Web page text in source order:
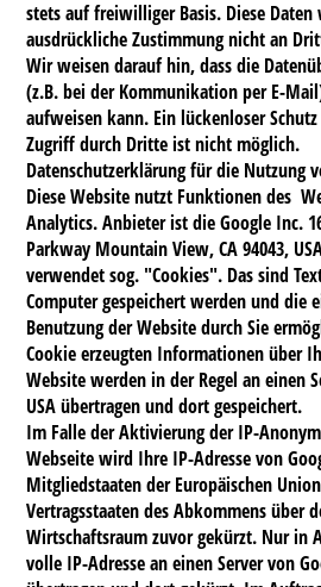
stets auf freiwilliger Basis. Diese
ausdrückliche Zustimmung nicht an
Wir weisen darauf hin, dass die
(z.B. bei der Kommunikation per E-
aufweisen kann. Ein lückenloser
Zugriff durch Dritte ist nicht möglich.
Datenschutzerklärung für die Nutzung
Diese Website nutzt Funktionen des
Analytics. Anbieter ist die Google Inc.
Parkway Mountain View, CA 94043,
verwendet sog. "Cookies". Das sind
Computer gespeichert werden und die
Benutzung der Website durch Sie
Cookie erzeugten Informationen über
Website werden in der Regel an einen
USA übertragen und dort gespeichert.
Im Falle der Aktivierung der IP-
Webseite wird Ihre IP-Adresse von
Mitgliedstaaten der Europäischen
Vertragsstaaten des Abkommens über
Wirtschaftsraum zuvor gekürzt. Nur in
volle IP-Adresse an einen Server von